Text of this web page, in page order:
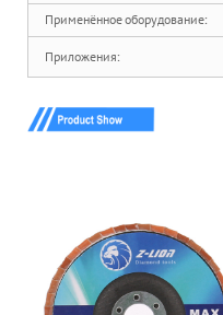
Применённое оборудование:
Приложения: